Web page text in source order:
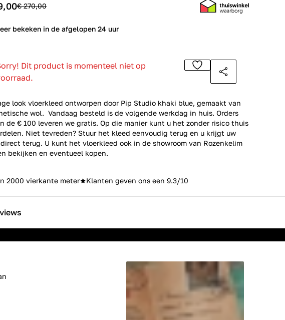
€ 270,00
bekeken in de afgelopen 24 uur
Dit product is momenteel niet op
look vloerkleed ontworpen door Pip Studio khaki blue, gemaakt van
wol. Vandaag besteld is de volgende werkdag in huis. Orders
de € 100 leveren we gratis. Op die manier kunt u het zonder risico thuis
Niet tevreden? Stuur het kleed eenvoudig terug en u krijgt uw
terug. U kunt het vloerkleed ook in de showroom van Rozenkelim
bekijken en eventueel kopen.
2000 vierkante meter Klanten geven ons een 9.3/10